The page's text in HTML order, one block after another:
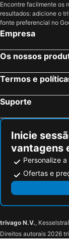
Encontre facilmente os
resultados: adicione o
fonte preferencial no
Empresa
Os nossos
Termos e
Suporte
Inicie
vantagens
Personalize
Ofertas e
trivago N.V.,
Direitos autorais 2026